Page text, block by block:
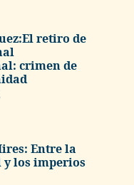
retiro de
crimen de
Entre la
y los imperios